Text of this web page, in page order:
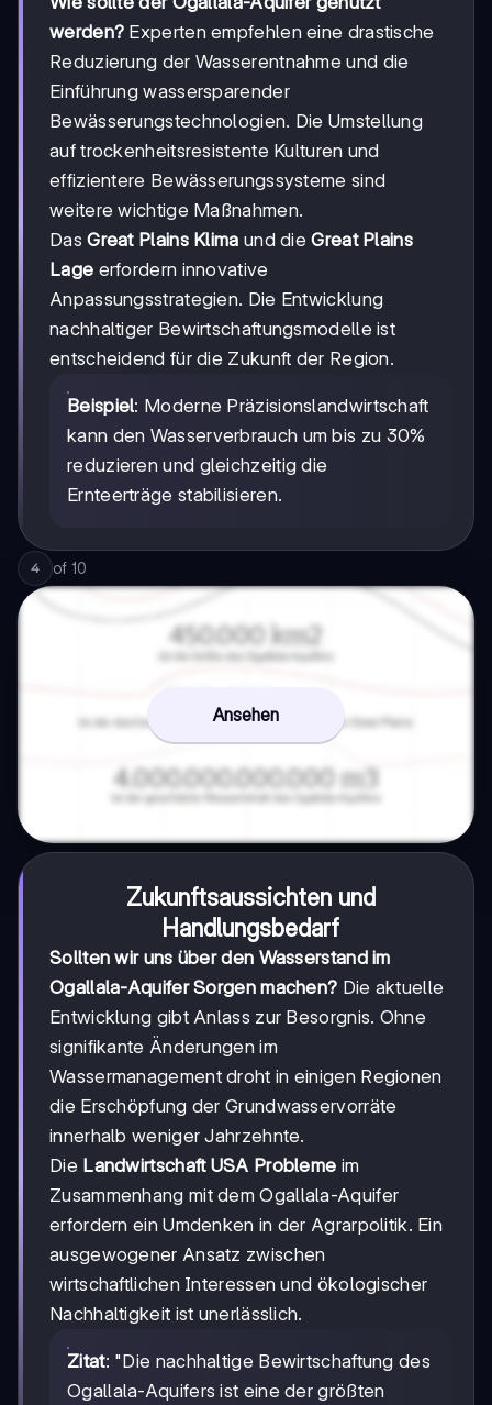
werden? Experten empfehlen eine drastische
Reduzierung der Wasserentnahme und die
Einführung wassersparender
Bewässerungstechnologien. Die Umstellung
auf trockenheitsresistente Kulturen und
effizientere Bewässerungssysteme sind
weitere wichtige Maßnahmen.
DasGreat Plains Klima und dieGreat Plains
Lage erfordern innovative
Anpassungsstrategien. Die Entwicklung
nachhaltiger Bewirtschaftungsmodelle ist
entscheidend für die Zukunft der Region.
Beispiel: Moderne Präzisionslandwirtschaft
kann den Wasserverbrauch um bis zu 30%
reduzieren und gleichzeitig die
Ernteerträge stabilisieren.
4 of 10
Ansehen
Zukunftsaussichten und
Handlungsbedarf
Sollten wir uns über den Wasserstand im
Ogallala-Aquifer Sorgen machen? Die aktuelle
Entwicklung gibt Anlass zur Besorgnis. Ohne
signifikante Änderungen im
Wassermanagement droht in einigen Regionen
die Erschöpfung der Grundwasservorräte
innerhalb weniger Jahrzehnte.
Die Landwirtschaft USA Probleme im
Zusammenhang mit dem Ogallala-Aquifer
erfordern ein Umdenken in der Agrarpolitik. Ein
ausgewogener Ansatz zwischen
wirtschaftlichen Interessen und ökologischer
Nachhaltigkeit ist unerlässlich.
Zitat: "Die nachhaltige Bewirtschaftung des
Ogallala-Aquifers ist eine der größten